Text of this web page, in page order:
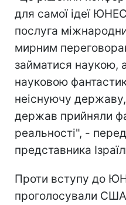
для самої ідеї
послуга
мирним
займатися наукою,
науковою
неіснуючу державу,
держав прийняли
реальності", -
представника
Проти вступу до
проголосували